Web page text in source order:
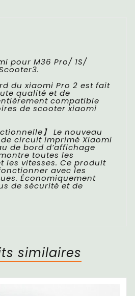
pour M36 Pro/ 1S/
du xiaomi Pro 2 est fait
qualité et de
compatible
de scooter xiaomi
】 Le nouveau
circuit imprimé Xiaomi
de bord d’affichage
toutes les
les vitesses. Ce produit
avec les
Économiquement
de sécurité et de
similaires